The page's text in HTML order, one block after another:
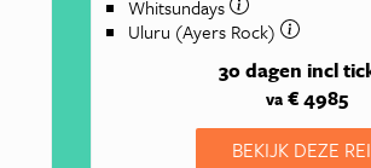
Whitsundays
Uluru (Ayers Rock)
30 dagen incl
va€ 4985
BEKIJK DEZE